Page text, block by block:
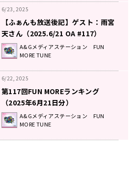
6/23, 2025
【ふぁんも放送後記】ゲスト：雨宮
天さん（2025.6/21 OA #117）
A&Gメディアステーション FUN
MORE TUNE
6/22, 2025
第117回FUN MOREランキング
（2025年6月21日分）
A&Gメディアステーション FUN
MORE TUNE